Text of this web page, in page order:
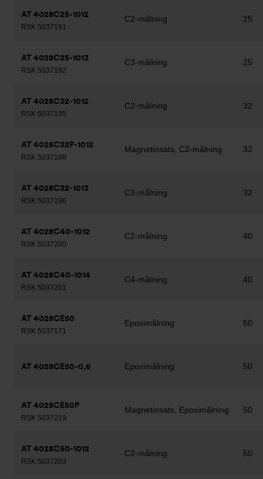
AT 4028C25-1012
RSK 5037191
C2-målning 25
AT 4028C25-1013
RSK 5037192
C3-målning 25
AT 4028C32-1012
RSK 5037195
C2-målning 32
AT 4028C32P-1012
RSK 5037198
Magnetinsats, C2-målning 32
AT 4028C32-1013
RSK 5037196
C3-målning 32
AT 4028C40-1012
RSK 5037200
C2-målning 40
AT 4028C40-1014
RSK 5037201
C4-målning 40
AT 4028CE50
RSK 5037171
Epoximålning 50
AT 4028CE50-0,6 Epoximålning 50
AT 4028CE50P
RSK 5037219
Magnetinsats, Epoximålning 50
AT 4028C50-1012
RSK 5037203
C2-målning 50